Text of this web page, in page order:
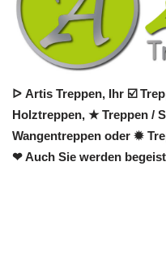
ᐅ Artis Treppen, Ihr ☑️
Holztreppen, ★ Treppen /
Wangentreppen oder ✹
❤ Auch Sie werden